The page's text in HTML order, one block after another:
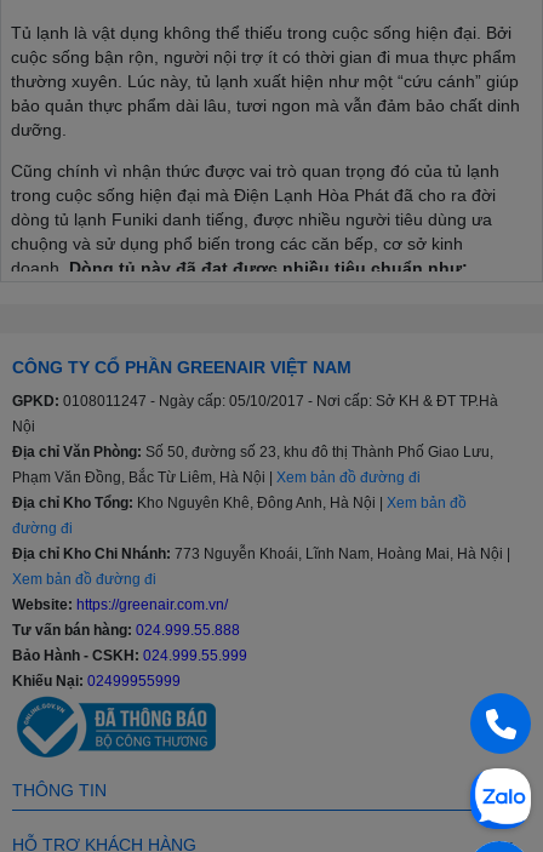
Tủ lạnh là vật dụng không thể thiếu trong cuộc sống hiện đại. Bởi
cuộc sống bận rộn, người nội trợ ít có thời gian đi mua thực phẩm
thường xuyên. Lúc này, tủ lạnh xuất hiện như một “cứu cánh” giúp
bảo quản thực phẩm dài lâu, tươi ngon mà vẫn đảm bảo chất dinh
dưỡng.
Cũng chính vì nhận thức được vai trò quan trọng đó của tủ lạnh
trong cuộc sống hiện đại mà Điện Lạnh Hòa Phát đã cho ra đời
dòng tủ lạnh Funiki danh tiếng, được nhiều người tiêu dùng ưa
chuộng và sử dụng phổ biến trong các căn bếp, cơ sở kinh
doanh. Dòng tủ này đã đạt được nhiều tiêu chuẩn như:
Tiêu chuẩn cụ thể về mức độ an toàn đối với tủ lạnh, tủ đông
lạnh thực phẩm và tủ đá TCVN 5699-2-24:1998.
Tiêu chuẩn năng lượng Việt Nam TCVN 7828:2016; TCVN
Quy chuẩn kỹ thuật quốc gia về tương thích điện từ đối với
thiết bị điện và điện tử gia dụng và các mục đích tương tự
QCVN 9:2012/BKHCN.
Đặc biệt, tủ lạnh Funiki còn chinh phục người dùng bởi các
ưu điểm như:
Công nghệ Silver Nano
mức vi mô, chỉ từ 3 – 5 nano mét nên có thể bao bọc trực
tiếp lấy tế bào vi khuẩn, phá vỡ cấu trúc của tế bào, tiêu diệt
và ngăn chặn sự phát triển của vi khuẩn. Không những thế,
công nghệ này còn giúp bảo quản thực phẩm tốt hơn, tươi
lâu hơn, trọn vẹn các dưỡng chất.
Mẫu mã đa dạng, chia ngăn khoa học
: Tủ lạnh Funiki có
đủ các dung tích từ 46 – 209l, có cả loại thường lẫn loại
Inverter, cả loại làm lạnh trực tiếp lẫn làm lạnh gián tiếp với 2
màu cơ bản là bạc, đen. Một chiếc tủ có thể có nhiều ngăn
CÔNG TY CỔ PHẦN GREENAIR VIỆT NAM
GPKD: 0108011247 - Ngày cấp: 05/10/2017 - Nơi cấp: Sở KH & ĐT TP.Hà
Nội
Địa chỉ Văn Phòng: Số 50, đường số 23, khu đô thị Thành Phố Giao Lưu,
Phạm Văn Đồng, Bắc Từ Liêm, Hà Nội | Xem bản đồ đường đi
Địa chỉ Kho Tổng: Kho Nguyên Khê, Đông Anh, Hà Nội | Xem bản đồ
đường đi
Địa chỉ Kho Chi Nhánh: 773 Nguyễn Khoái, Lĩnh Nam, Hoàng Mai, Hà Nội |
Xem bản đồ đường đi
Website: https://greenair.com.vn/
Tư vấn bán hàng: 024.999.55.888
Bảo Hành - CSKH: 024.999.55.999
Khiếu Nại: 02499955999
THÔNG TIN
HỖ TRỢ KHÁCH HÀNG